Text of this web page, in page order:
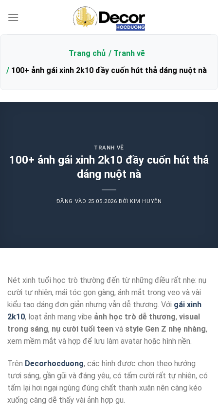
qua
Trang chủ
Tranh vẽ
100+ ảnh gái xinh 2k10 đầy cuốn hút thả dáng nuột nà
TRANH VẼ
100+ ảnh gái xinh 2k10 đầy cuốn hút thả
dáng nuột nà
ĐĂNG VÀO 25.05.2026 BỞI KIM HUYÊN
Nét xinh tuổi học trò thường đến từ những điều rất nhẹ: nụ
cười tự nhiên, mái tóc gọn gàng, ánh mắt trong veo và vài
kiểu tạo dáng đơn giản nhưng vẫn dễ thương. Với gái xinh
2k10, loạt ảnh mang vibe ảnh học trò dễ thương, visual
trong sáng, nụ cười tuổi teen và style Gen Z nhẹ nhàng,
xem mềm mắt và hợp để lưu làm avatar hoặc hình nền.
Trên Decorhocduong, các hình được chọn theo hướng
tươi sáng, gần gũi và đáng yêu, có tấm cười rất tự nhiên, có
tấm lại hơi ngại ngùng đúng chất thanh xuân nên càng kéo
xuống càng dễ thấy vài ảnh hợp gu.